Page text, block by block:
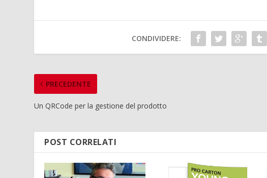
CONDIVIDERE:
PRECEDENTE
Un QRCode per la gestione del prodotto
POST CORRELATI